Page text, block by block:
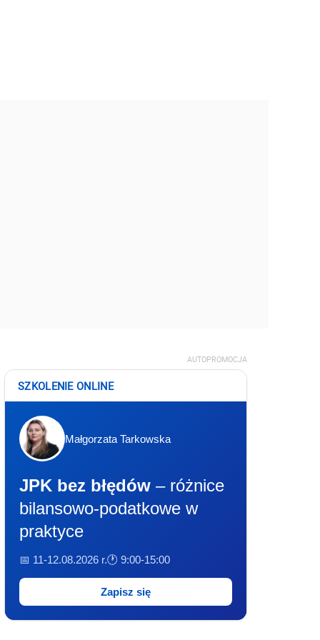
AUTOPROMOCJA
SZKOLENIE ONLINE
Małgorzata Tarkowska
JPK bez błędów – różnice
bilansowo-podatkowe w
praktyce
📅 11-12.08.2026 r.🕐 9:00-15:00
Zapisz się